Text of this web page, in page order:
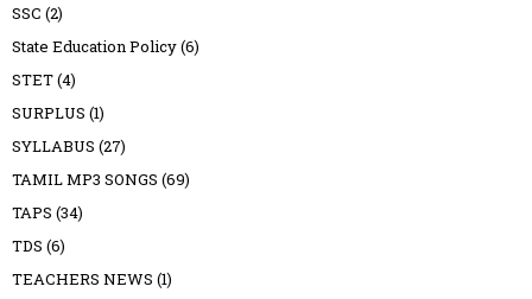
SSC (2)
State Education Policy(6)
STET(4)
SURPLUS (1)
SYLLABUS (27)
TAMIL MP3 SONGS (69)
TAPS (34)
TDS (6)
TEACHERS NEWS (1)